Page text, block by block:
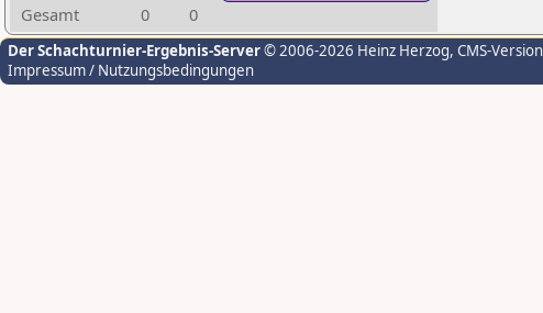
Gesamt
0 0
Der Schachturnier-Ergebnis-Server© 2006-2026 Heinz Herzog, CMS-
Impressum / Nutzungsbedingungen